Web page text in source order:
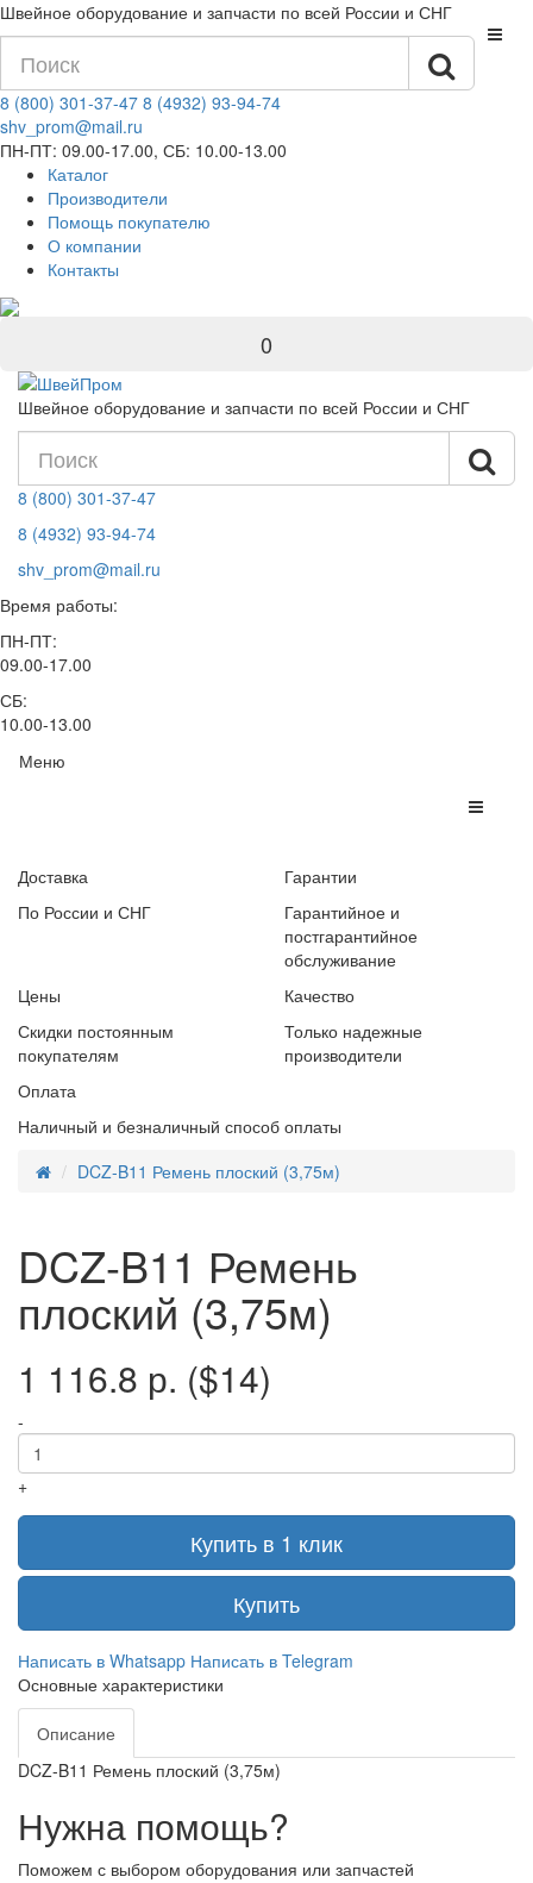
Швейное оборудование и запчасти по всей России и СНГ
8 (800) 301-37-47 8 (4932) 93-94-74
shv_prom@mail.ru
ПН-ПТ: 09.00-17.00, СБ: 10.00-13.00
Каталог
Производители
Помощь покупателю
О компании
Контакты
0
Швейное оборудование и запчасти по всей России и СНГ
8 (800) 301-37-47
8 (4932) 93-94-74
shv_prom@mail.ru
Время работы:
ПН-ПТ:
09.00-17.00
СБ:
10.00-13.00
Меню
Доставка
По России и СНГ
Гарантии
Гарантийное и
постгарантийное
обслуживание
Цены
Скидки постоянным
покупателям
Качество
Только надежные
производители
Оплата
Наличный и безналичный способ оплаты
DCZ-B11 Ремень плоский (3,75м)
DCZ-B11 Ремень
плоский (3,75м)
1 116.8 р. ($14)
-
+
Купить в 1 клик
Купить
Написать в Whatsapp Написать в Telegram
Основные характеристики
Описание
DCZ-B11 Ремень плоский (3,75м)
Нужна помощь?
Поможем с выбором оборудования или запчастей